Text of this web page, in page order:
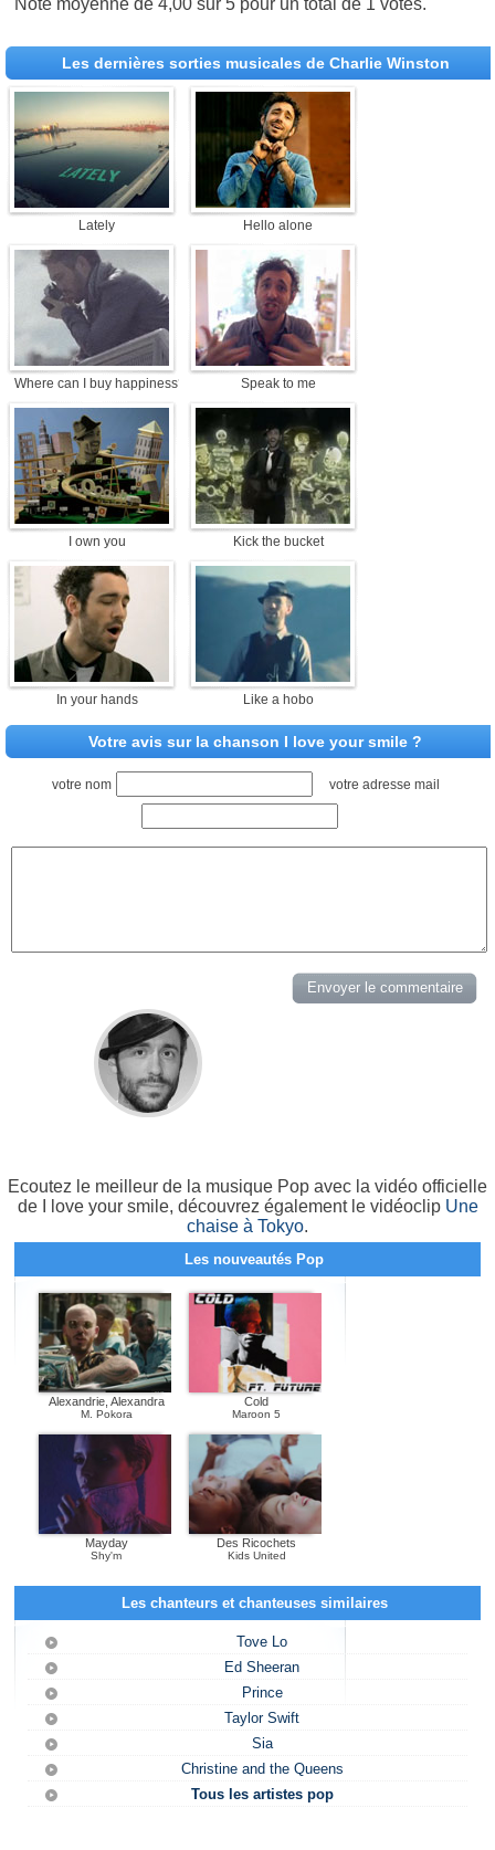
Note moyenne de4,00 sur5 pour un total de 1 votes.
Les dernières sorties musicales de Charlie Winston
Lately Hello alone
Where can I buy happiness? Speak to me
I own you Kick the bucket
In your hands Like a hobo
Votre avis sur la chanson I love your smile ?
votre nom votre adresse mail
Ecoutez le meilleur de la musique Pop avec la vidéo officielle
de I love your smile, découvrez également le vidéoclip Une
chaise à Tokyo.
Les nouveautés Pop
Alexandrie, Alexandra
M. Pokora
Cold
Maroon 5
Mayday
Shy'm
Des Ricochets
Kids United
Les chanteurs et chanteuses similaires
Tove Lo
Ed Sheeran
Prince
Taylor Swift
Sia
Christine and the Queens
Tous les artistes pop